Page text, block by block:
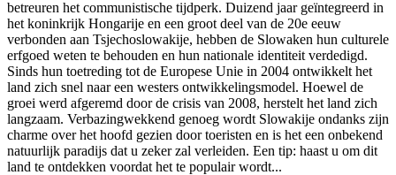
betreuren het communistische tijdperk. Duizend jaar geïntegreerd in
het koninkrijk Hongarije en een groot deel van de 20e eeuw
verbonden aan Tsjechoslowakije, hebben de Slowaken hun culturele
erfgoed weten te behouden en hun nationale identiteit verdedigd.
Sinds hun toetreding tot de Europese Unie in 2004 ontwikkelt het
land zich snel naar een westers ontwikkelingsmodel. Hoewel de
groei werd afgeremd door de crisis van 2008, herstelt het land zich
langzaam. Verbazingwekkend genoeg wordt Slowakije ondanks zijn
charme over het hoofd gezien door toeristen en is het een onbekend
natuurlijk paradijs dat u zeker zal verleiden. Een tip: haast u om dit
land te ontdekken voordat het te populair wordt...